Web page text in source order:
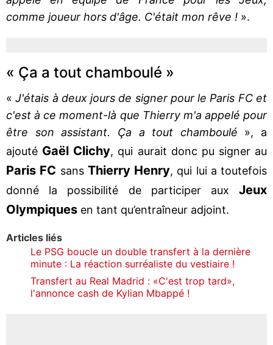
comme joueur hors d'âge. C'était mon rêve ! ».
« Ça a tout chamboulé »
«J'étais à deux jours de signer pour le Paris FC et
c'est à ce moment-là que Thierry m'a appelé pour
être son assistant. Ça a tout chamboulé », a
ajouté Gaël Clichy, qui aurait donc pu signer au
Paris FC sans Thierry Henry, qui lui a toutefois
donné la possibilité de participer aux Jeux
Olympiques en tant qu’entraîneur adjoint.
Articles liés
Le PSG boucle un double transfert à la dernière
minute : La réaction surréaliste du vestiaire !
Transfert au Real Madrid : «C'est trop tard»,
l'annonce cash de Kylian Mbappé !